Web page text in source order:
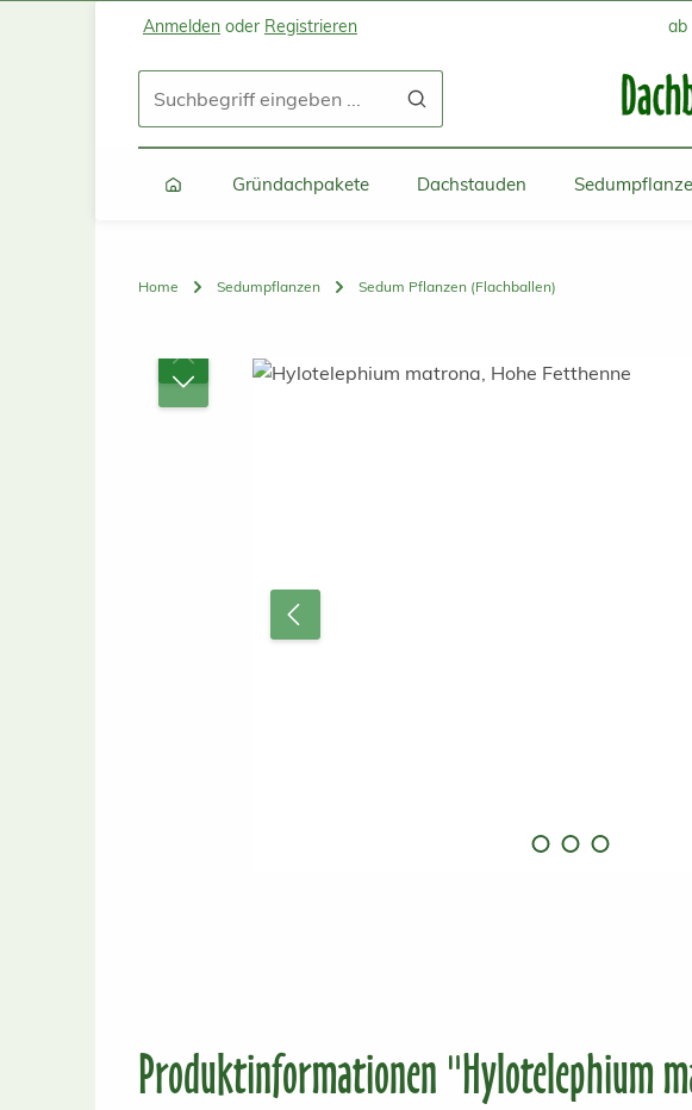
Zum Hauptinhalt springen
Zur Suche springen
Zur Hauptnavigation springen
Anmelden oder Registrieren ab
Gründachpakete Dachstauden
Home Sedumpflanzen Sedum Pflanzen (Flachballen)
Bildergalerie überspringen
Produktinformationen "Hylotelephium